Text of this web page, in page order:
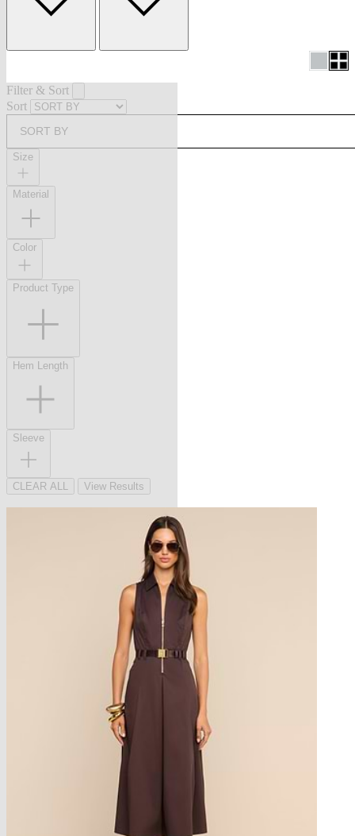
Filter & Sort
Sort
SORT BY
Size
Material
Color
Product Type
Hem Length
Sleeve
CLEAR ALL View Results